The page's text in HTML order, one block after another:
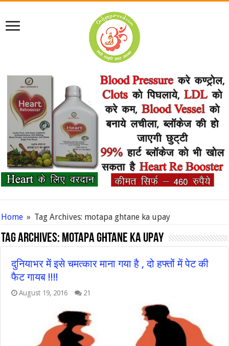
Home » Tag Archives: motapa ghtane ka upay
Tag Archives: motapa ghtane ka upay
दुनियाभर में इसे चमत्कार माना गया है , दो हफ्तों में पेट की
फैट गायब !!!!
August 19, 2016 21